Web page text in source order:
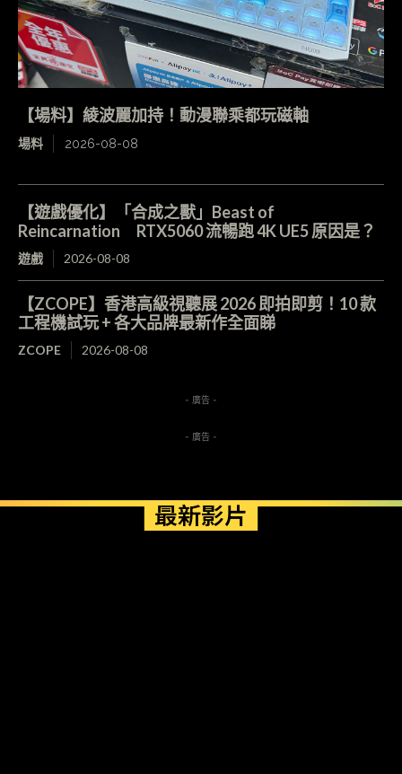
【場料】綾波麗加持！動漫聯乘都玩磁軸
場料 2026-08-08
【遊戲優化】「合成之獸」Beast of
Reincarnation RTX5060 流暢跑 4K UE5 原因是？
遊戲 2026-08-08
【ZCOPE】香港高級視聽展 2026 即拍即剪！10 款
工程機試玩 + 各大品牌最新作全面睇
ZCOPE 2026-08-08
- 廣告 -
- 廣告 -
最新影片